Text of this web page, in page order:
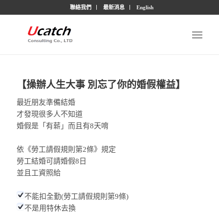
聯絡我們 最新消息 English
【操辦人生大事 別忘了你的婚假權益】
最近朋友準備結婚
才發現很多人不知道
婚假是「有薪」而且有8天唷
依《勞工請假規則第2條》規定
勞工結婚可請婚假8日
並且工資照給
不能扣全勤(勞工請假規則第9條)
不是用特休去換